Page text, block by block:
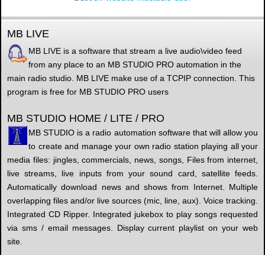
MB LIVE
MB LIVE is a software that stream a live audio\video feed
from any place to an MB STUDIO PRO automation in the
main radio studio. MB LIVE make use of a TCPIP connection. This
program is free for MB STUDIO PRO users
MB STUDIO HOME / LITE / PRO
MB STUDIO is a radio automation software that will allow you
to create and manage your own radio station playing all your
media files: jingles, commercials, news, songs, Files from internet,
live streams, live inputs from your sound card, satellite feeds.
Automatically download news and shows from Internet. Multiple
overlapping files and/or live sources (mic, line, aux). Voice tracking.
Integrated CD Ripper. Integrated jukebox to play songs requested
via sms / email messages. Display current playlist on your web
site.